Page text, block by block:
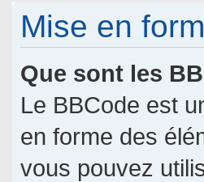
Mise en
Que sont les
Le BBCode est
en forme des
vous pouvez